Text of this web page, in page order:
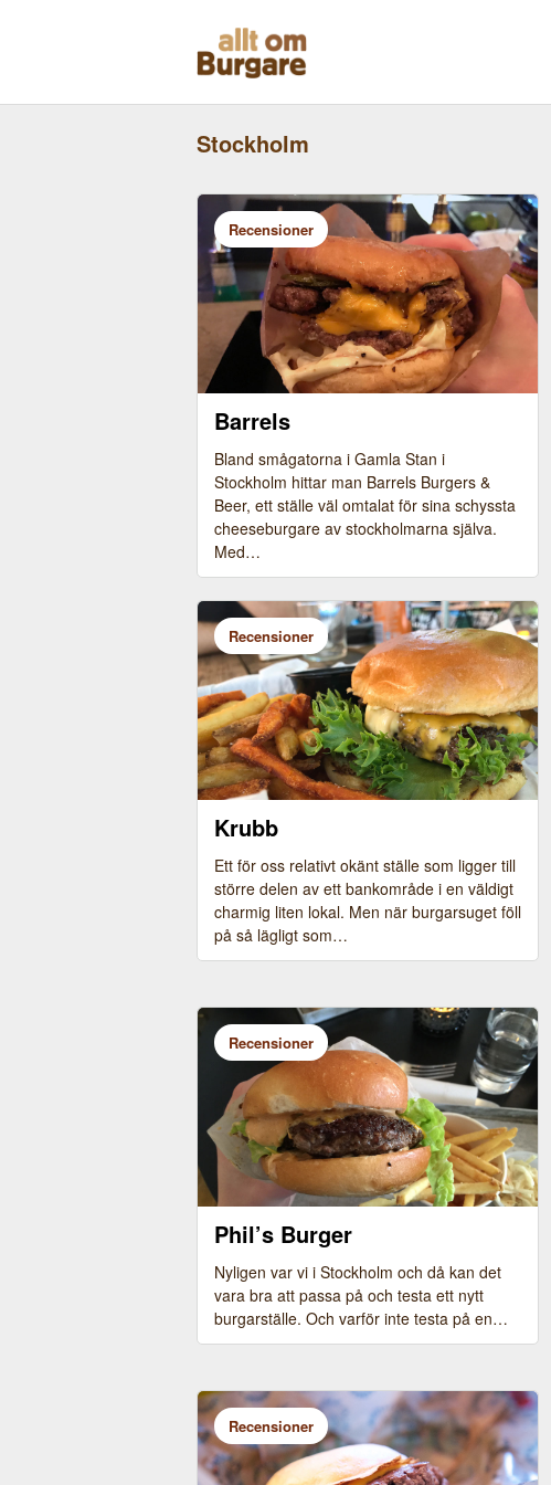
Stockholm
Recensioner
Barrels
Bland smågatorna i Gamla Stan i
Stockholm hittar man Barrels Burgers &
Beer, ett ställe väl omtalat för sina schyssta
cheeseburgare av stockholmarna själva.
Med…
Recensioner
Krubb
Ett för oss relativt okänt ställe som ligger till
större delen av ett bankområde i en väldigt
charmig liten lokal. Men när burgarsuget föll
på så lägligt som…
Recensioner
Phil’s Burger
Nyligen var vi i Stockholm och då kan det
vara bra att passa på och testa ett nytt
burgarställe. Och varför inte testa på en…
Recensioner